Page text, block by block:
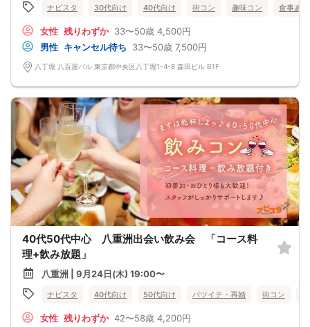
ナビスタ 30代向け 40代向け 街コン 趣味コン 食事あり
女性 残りわずか 33〜50歳 4,500円
男性 キャンセル待ち 33〜50歳 7,500円
八丁堀 八百屋バル 東京都中央区八丁堀1-4-8 森田ビル B1F
40代50代中心 八重洲出会い飲み会 「コース料
理+飲み放題」
八重洲 | 9月24日(木) 19:00〜
ナビスタ 40代向け 50代向け バツイチ・再婚 街コン
女性 残りわずか 42〜58歳 4,200円